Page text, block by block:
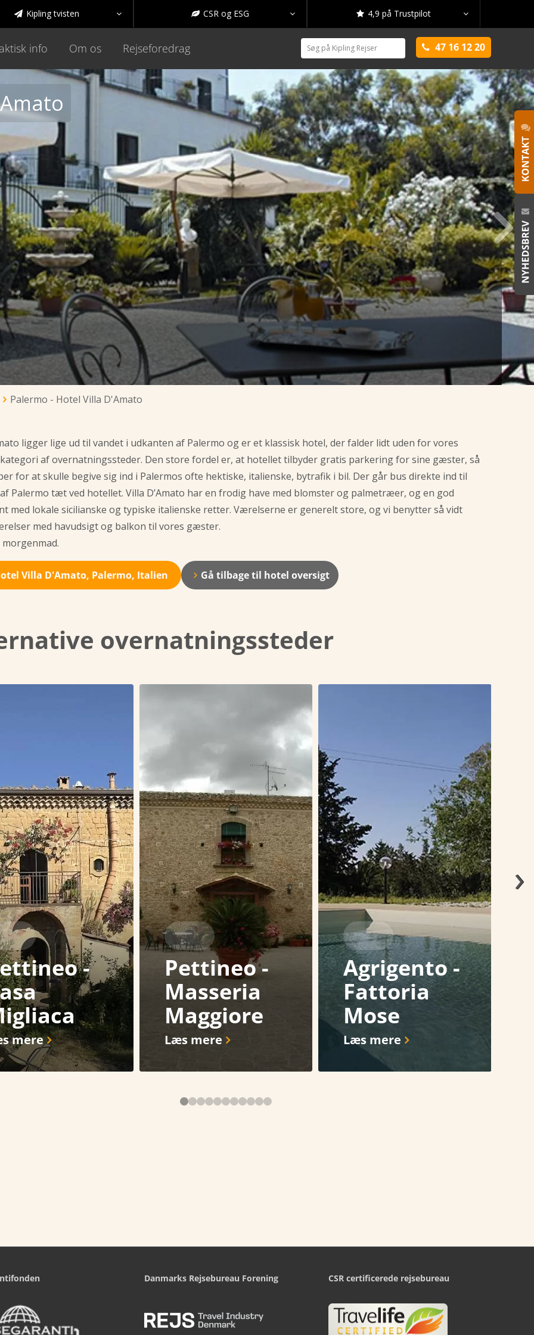
 Kipling tvisten   CSR og ESG   4,9 på Trustpilot 
info Om os Rejseforedrag  47 16 12 20

Palermo - Hotel Villa D'Amato
ligger lige ud til vandet i udkanten af Palermo og er et klassisk hotel, der falder lidt uden for vores
af overnatningssteder. Den store fordel er, at hotellet tilbyder gratis parkering for sine gæster, så
for at skulle begive sig ind i Palermos ofte hektiske, italienske, bytrafik i bil. Der går bus direkte ind til
Palermo tæt ved hotellet. Villa D’Amato har en frodig have med blomster og palmetræer, og en god
med lokale sicilianske og typiske italienske retter. Værelserne er generelt store, og vi benytter så vidt
med havudsigt og balkon til vores gæster.
Villa D'Amato, Palermo, Italien Gå tilbage til hotel oversigt
overnatningssteder
-
mere
Pettineo -
Masseria
Maggiore
Læs mere
Agrigento -
Fattoria
Mose
Læs mere
›
Danmarks Rejsebureau Forening CSR certificerede rejsebureau